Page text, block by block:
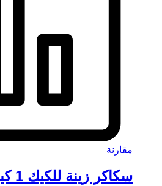
مقارنة
سكاكر زينة للكيك 1 كيلو